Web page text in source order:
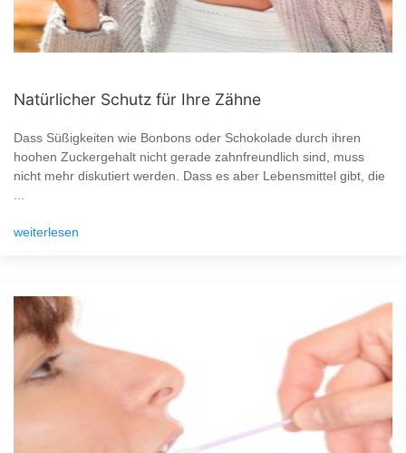
Natürlicher Schutz für Ihre Zähne
Dass Süßigkeiten wie Bonbons oder Schokolade durch ihren
hoohen Zuckergehalt nicht gerade zahnfreundlich sind, muss
nicht mehr diskutiert werden. Dass es aber Lebensmittel gibt, die
...
weiterlesen